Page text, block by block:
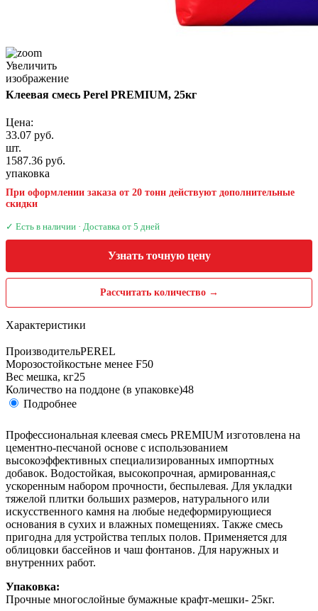
Увеличить
изображение
Клеевая смесь Perel PREMIUM, 25кг
Цена:
33.07 руб.
шт.
1587.36 руб.
упаковка
При оформлении заказа от 20 тонн действуют дополнительные
скидки
✓ Есть в наличии · Доставка от 5 дней
Узнать точную цену
Рассчитать количество →
Характеристики
ПроизводительPEREL
Морозостойкостьне менее F50
Вес мешка, кг25
Количество на поддоне (в упаковке)48
Подробнее
Профессиональная клеевая смесь PREMIUM изготовлена на
цементно-песчаной основе с использованием
высокоэффективных специализированных импортных
добавок. Водостойкая, высокопрочная, армированная,с
ускоренным набором прочности, беспылевая. Для укладки
тяжелой плитки больших размеров, натурального или
искусственного камня на любые недеформирующиеся
основания в сухих и влажных помещениях. Также смесь
пригодна для устройства теплых полов. Применяется для
облицовки бассейнов и чаш фонтанов. Для наружных и
внутренних работ.
Упаковка:
Прочные многослойные бумажные крафт-мешки- 25кг.